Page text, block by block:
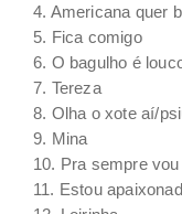
4. Americana quer
5. Fica comigo
6. O bagulho é
7. Tereza
8. Olha o xote aí/
9. Mina
10. Pra sempre
11. Estou